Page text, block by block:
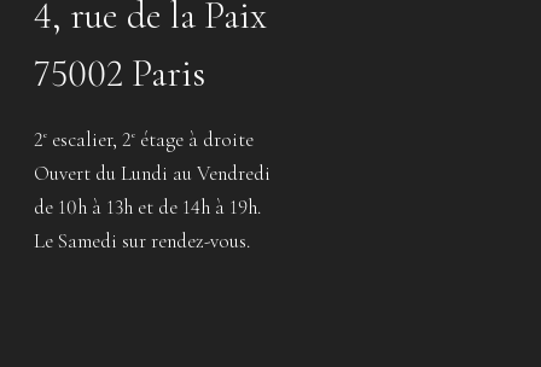
4, rue de la Paix
75002 Paris
2e escalier, 2e étage à droite
Ouvert du Lundi au Vendredi
de 10h à 13h et de 14h à 19h.
Le Samedi sur rendez-vous.